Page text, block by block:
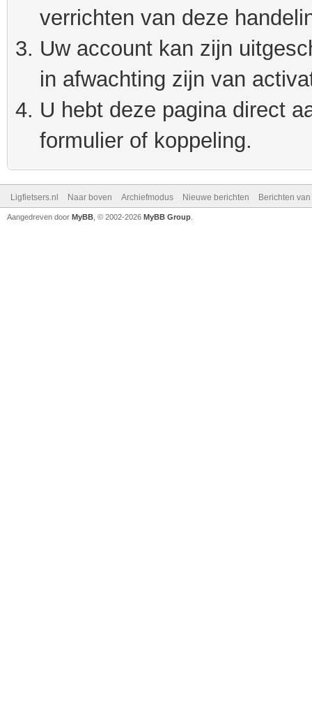
verrichten van deze
Uw account kan zijn
in afwachting zijn van
U hebt deze pagina direct
formulier of koppeling.
Ligfietsers.nl Naar boven Archiefmodus Nieuwe berichten Berichten
Aangedreven door MyBB , © 2002-2026 MyBB Group